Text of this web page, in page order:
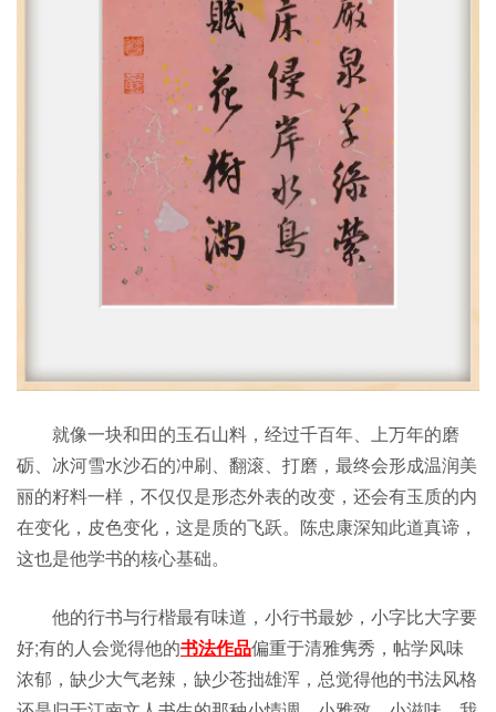
就像一块和田的玉石山料，经过千百年、上万年的磨
砺、冰河雪水沙石的冲刷、翻滚、打磨，最终会形成温润美
丽的籽料一样，不仅仅是形态外表的改变，还会有玉质的内
在变化，皮色变化，这是质的飞跃。陈忠康深知此道真谛，
这也是他学书的核心基础。
他的行书与行楷最有味道，小行书最妙，小字比大字要
好;有的人会觉得他的书法作品偏重于清雅隽秀，帖学风味
浓郁，缺少大气老辣，缺少苍拙雄浑，总觉得他的书法风格